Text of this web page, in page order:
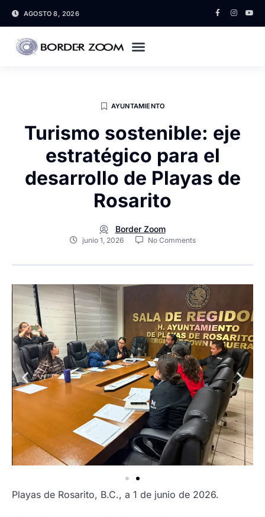
AGOSTO 8, 2026
AYUNTAMIENTO
Turismo sostenible: eje
estratégico para el
desarrollo de Playas de
Rosarito
Border Zoom
junio 1, 2026 No Comments
Playas de Rosarito, B.C., a 1 de junio de 2026.